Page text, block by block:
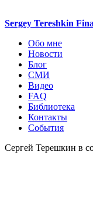
Sergey Tereshkin
Обо мне
Новости
Блог
СМИ
Видео
FAQ
Библиотека
Контакты
События
Сергей Терешкин в